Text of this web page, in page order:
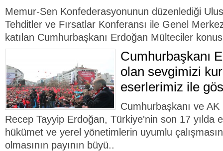
Memur-Sen Konfederasyonunun düzenlediği
Tehditler ve Fırsatlar Konferansı ile Genel
katılan Cumhurbaşkanı Erdoğan Mülteciler
Cumhurbaşkanı
olan sevgimizi
eserlerimiz ile
Cumhurbaşkanı ve
Recep Tayyip Erdoğan, Türkiye'nin son 17 yılda
hükümet ve yerel yönetimlerin uyumlu
olmasının payının büyü..